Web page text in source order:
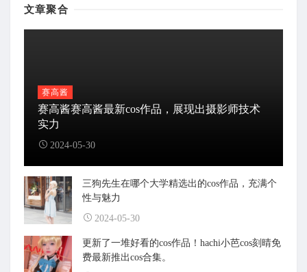
文章聚合
赛高酱
赛高酱赛高酱最新cos作品，展现出摄影师技术
实力
2024-05-30
三狗先生在哪个大学精选出的cos作品，充满个
性与魅力
2024-05-30
更新了一堆好看的cos作品！hachi小芭cos刻晴免
费最新推出cos合集。